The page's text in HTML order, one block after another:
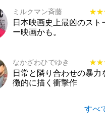
ミルクマン斉藤
日本映画史上最凶のスト
ー映画かも。
なかざわひでゆき
日常と隣り合わせの暴力
徴的に描く衝撃作
すべ